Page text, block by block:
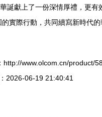
誕獻上了一份深情厚禮，更
實際行動，共同續寫新時代的
http://www.olcom.cn/product/
2026-06-19 21:40:41